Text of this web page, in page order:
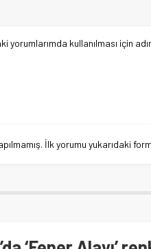
yorumlarımda kullanılması için
İlk yorumu yukarıdaki